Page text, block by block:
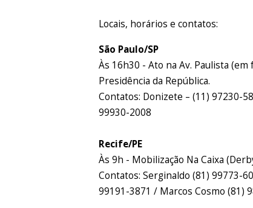
Locais, horários e contatos:
São Paulo/SP
Às 16h30 - Ato na Av. Paulista
Presidência da República.
Contatos: Donizete – (11) 97230-
99930-2008
Recife/PE
Às 9h - Mobilização Na Caixa
Contatos: Serginaldo (81) 99773-
99191-3871 / Marcos Cosmo (81)